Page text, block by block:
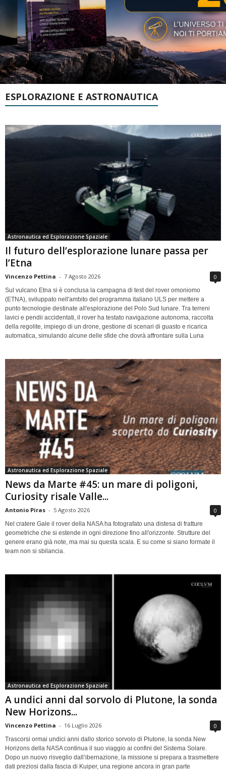
ESPLORAZIONE E ASTRONAUTICA
Astronautica ed Esplorazione Spaziale
Il futuro dell’esplorazione lunare passa per
l’Etna
Vincenzo Pettina - 7 Agosto 2026 0
Sul vulcano Etna si è conclusa la campagna di test del rover omoniomo
(ETNA), sviluppato nell'ambito del programma italiano ULS per mettere a
punto tecnologie destinate all'esplorazione del Polo Sud lunare. Tra terreni
lavici e pendii accidentati, il rover ha testato navigazione autonoma, raccolta
della regolite, impiego di un drone, gestione di scenari di guasto e ricarica
automatica, simulando alcune delle sfide che dovrà affrontare sulla Luna
Astronautica ed Esplorazione Spaziale
News da Marte #45: un mare di poligoni,
Curiosity risale Valle...
Antonio Piras - 5 Agosto 2026 0
Nel cratere Gale il rover della NASA ha fotografato una distesa di fratture
geometriche che si estende in ogni direzione fino all'orizzonte. Strutture del
genere erano già note, ma mai su questa scala. E su come si siano formate il
team non si sbilancia.
Astronautica ed Esplorazione Spaziale
A undici anni dal sorvolo di Plutone, la sonda
New Horizons...
Vincenzo Pettina - 16 Luglio 2026 0
Trascorsi ormai undici anni dallo storico sorvolo di Plutone, la sonda New
Horizons della NASA continua il suo viaggio ai confini del Sistema Solare.
Dopo un nuovo risveglio dall’ibernazione, la missione si prepara a trasmettere
dati preziosi dalla fascia di Kuiper, una regione ancora in gran parte